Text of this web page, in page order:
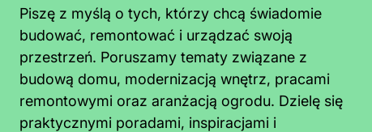
Piszę z myślą o tych, którzy chcą świadomie
budować, remontować i urządzać swoją
przestrzeń. Poruszamy tematy związane z
budową domu, modernizacją wnętrz, pracami
remontowymi oraz aranżacją ogrodu. Dzielę się
praktycznymi poradami, inspiracjami i